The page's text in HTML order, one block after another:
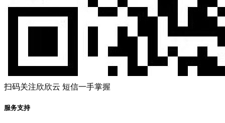
扫码关注欣欣云 短信一手掌握
服务支持